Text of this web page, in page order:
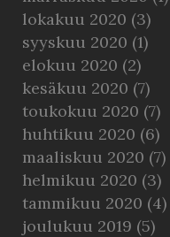
lokakuu 2020 (3)
syyskuu 2020 (1)
elokuu 2020 (2)
kesäkuu 2020 (7)
toukokuu 2020 (7)
huhtikuu 2020 (6)
maaliskuu 2020 (7)
helmikuu 2020 (3)
tammikuu 2020 (4)
joulukuu 2019 (5)